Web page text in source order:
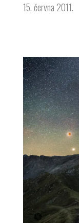
15. června 2011.